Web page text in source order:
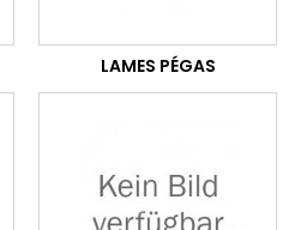
LAMES PÉGAS